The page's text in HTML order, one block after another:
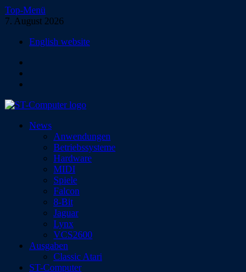
Zum
Inhalt
Top-Menü
7. August 2026
English website
ST-Computer
Das Magazin für Atari-Computer und -Konsolen
News
Anwendungen
Betriebssysteme
Hardware
MIDI
Spiele
Falcon
8-Bit
Jaguar
Lynx
VCS2600
Ausgaben
Classic Atari
ST-Computer